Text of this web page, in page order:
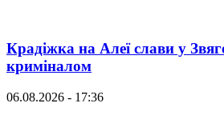
Крадіжка на Алеї слави у
криміналом
06.08.2026 - 17:36